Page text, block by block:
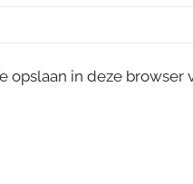
opslaan in deze